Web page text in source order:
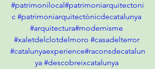
#patrimonilocal #patrimoniarquitectoni
c #patrimoniarquitectònicdecatalunya
#arquitectura#modernisme
#xaletdelclotdelmoro #casadelterror
#catalunyaexperience#raconsdecatalun
ya #descobreixcatalunya